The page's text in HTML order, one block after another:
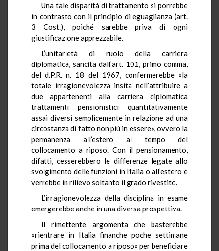
Una tale disparità di trattamento si porrebbe
in contrasto con il principio di eguaglianza (art.
3 Cost.), poiché sarebbe priva di ogni
giustificazione apprezzabile.
L’unitarietà di ruolo della carriera
diplomatica, sancita dall’art. 101, primo comma,
del d.P.R. n. 18 del 1967, confermerebbe «la
totale irragionevolezza insita nell’attribuire a
due appartenenti alla carriera diplomatica
trattamenti pensionistici quantitativamente
assai diversi semplicemente in relazione ad una
circostanza di fatto non più in essere», ovvero la
permanenza all’estero al tempo del
collocamento a riposo. Con il pensionamento,
difatti, cesserebbero le differenze legate allo
svolgimento delle funzioni in Italia o all’estero e
verrebbe in rilievo soltanto il grado rivestito.
L’irragionevolezza della disciplina in esame
emergerebbe anche in una diversa prospettiva.
Il rimettente argomenta che basterebbe
«rientrare in Italia finanche poche settimane
prima del collocamento a riposo» per beneficiare